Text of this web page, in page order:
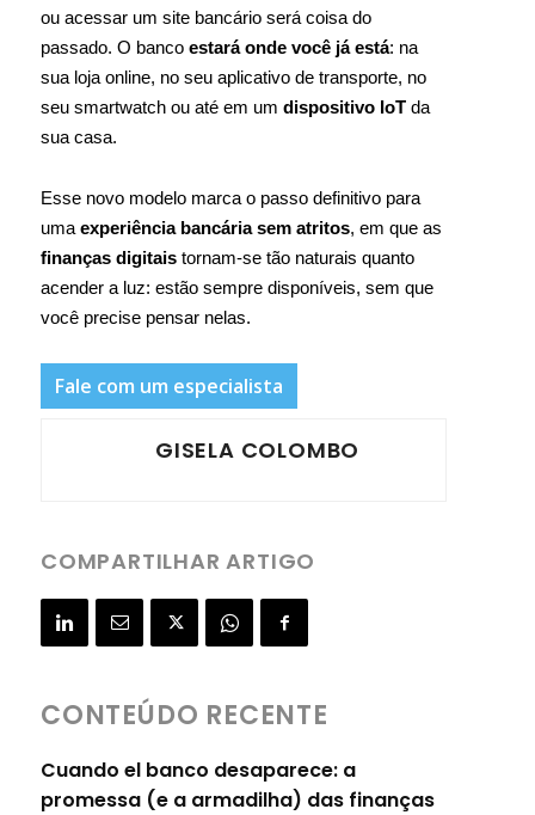
ou acessar um site bancário será coisa do
passado. O banco estará onde você já está: na
sua loja online, no seu aplicativo de transporte, no
seu smartwatch ou até em um dispositivo IoT da
sua casa.
Esse novo modelo marca o passo definitivo para
uma experiência bancária sem atritos, em que as
finanças digitais tornam-se tão naturais quanto
acender a luz: estão sempre disponíveis, sem que
você precise pensar nelas.
Fale com um especialista
GISELA COLOMBO
COMPARTILHAR ARTIGO
CONTEÚDO RECENTE
Cuando el banco desaparece: a
promessa (e a armadilha) das finanças